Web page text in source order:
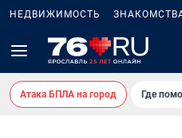
НЕДВИЖИМОСТЬ
Атака БПЛА на город Где